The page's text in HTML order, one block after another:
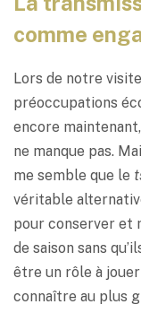
comme
Lors de notre
préoccupations
encore
ne manque pas.
me semble que le
véritable
pour conserver et
de saison sans
être un rôle à jouer
connaître au plus